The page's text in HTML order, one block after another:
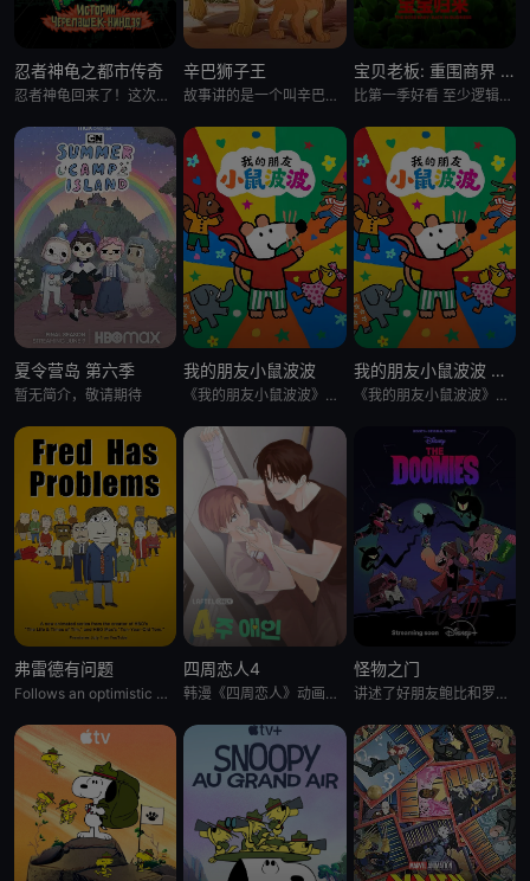
忍者神龟之都市传奇
忍者神龟回来了！这次是以电视剧的形式。当神龟们被人类接纳，一边上高中一边继续他们的超级英雄生涯时，他们面临着同
辛巴狮子王
故事讲的是一个叫辛巴的小狮子在困难中进行历练，最终成为丛林之王的故事。故事中，小狮子辛巴的爸爸被猎人杀害，
宝贝老板: 重围商界 第二季
比第一季好看 至少逻辑上更合理了 就是好喜欢boss baby的眼睫毛啊 我的天 P.s 这季里stacy真的
夏令营岛 第六季
暂无简介，敬请期待
我的朋友小鼠波波
《我的朋友小鼠波波》是一个风靡全球、深受学龄前儿童及家长喜爱的经典IP，改编自英国著名儿童作家露西·卡曾斯创作
我的朋友小鼠波波 英语版
《我的朋友小鼠波波》是一个风靡全球、深受学龄前儿童及家长喜爱的经典IP，改编自英国著名儿童作家露西·卡曾斯创作
弗雷德有问题
Follows an optimistic man who tries to keep up with the
四周恋人4
韩漫《四周恋人》动画化决定！
怪物之门
讲述了好朋友鲍比和罗米不小心打开了一扇通往另一个世界的大门，将他们的沿海小镇变成了恐怖生物的聚集地，他们必须与